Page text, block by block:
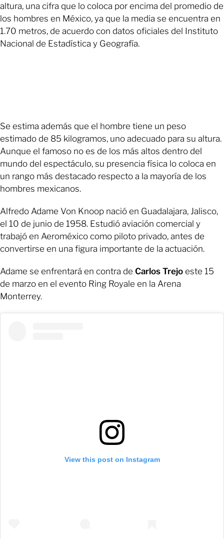
altura, una cifra que lo coloca por encima del promedio de
los hombres en México, ya que la media se encuentra en
1.70 metros, de acuerdo con datos oficiales del Instituto
Nacional de Estadística y Geografía.
Se estima además que el hombre tiene un peso
estimado de 85 kilogramos, uno adecuado para su altura.
Aunque el famoso no es de los más altos dentro del
mundo del espectáculo, su presencia física lo coloca en
un rango más destacado respecto a la mayoría de los
hombres mexicanos.
Alfredo Adame Von Knoop nació en Guadalajara, Jalisco,
el 10 de junio de 1958. Estudió aviación comercial y
trabajó en Aeroméxico como piloto privado, antes de
convertirse en una figura importante de la actuación.
Adame se enfrentará en contra de Carlos Trejo este 15
de marzo en el evento Ring Royale en la Arena
Monterrey.
View this post on Instagram